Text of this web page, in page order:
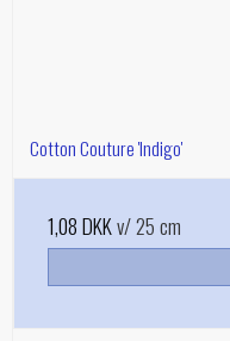
Cotton Couture 'Indigo'
1,08 DKKv/ 25 cm